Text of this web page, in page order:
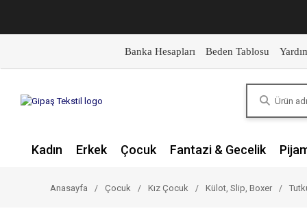
Banka Hesapları Beden Tablosu
Kadın Erkek Çocuk Fantazi & Gecelik
Anasayfa Çocuk Kız Çocuk Külot, Slip, Boxer